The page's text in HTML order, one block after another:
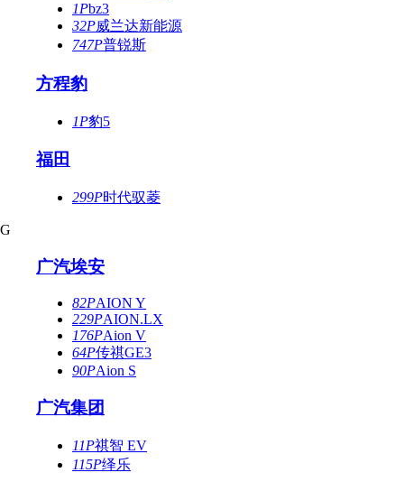
1Pbz3
32P威兰达新能源
747P普锐斯
方程豹
1P豹5
福田
299P时代驭菱
G
广汽埃安
82PAION Y
229PAION.LX
176PAion V
64P传祺GE3
90PAion S
广汽集团
11P祺智 EV
115P绎乐